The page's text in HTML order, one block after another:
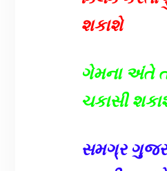
શકાશે
ગેમના અંતે
ચકાસી
સમગ્ર